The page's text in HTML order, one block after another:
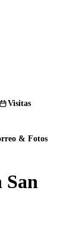
Visitas
& Fotos
San